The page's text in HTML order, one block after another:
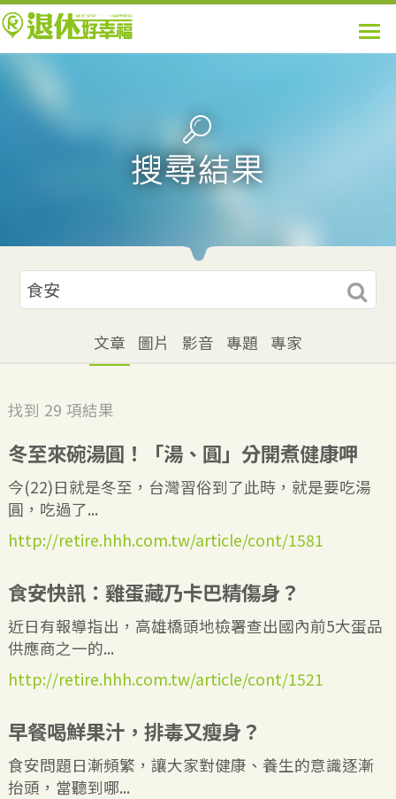
文章 圖片 影音 專題 專家
找到 29 項結果
冬至來碗湯圓！「湯、圓」分開煮健康呷
今(22)日就是冬至，台灣習俗到了此時，就是要吃湯
圓，吃過了...
http://retire.hhh.com.tw/article/cont/1581
食安快訊：雞蛋藏乃卡巴精傷身？
近日有報導指出，高雄橋頭地檢署查出國內前5大蛋品
供應商之一的...
http://retire.hhh.com.tw/article/cont/1521
早餐喝鮮果汁，排毒又瘦身？
食安問題日漸頻繁，讓大家對健康、養生的意識逐漸
抬頭，當聽到哪...